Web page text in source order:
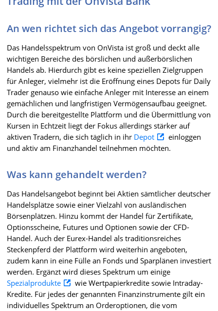
An wen richtet sich das Angebot vorrangig?
Das Handelsspektrum von OnVista ist groß und deckt alle
wichtigen Bereiche des börslichen und außerbörslichen
Handels ab. Hierdurch gibt es keine speziellen Zielgruppen
für Anleger, vielmehr ist die Eröffnung eines Depots für Daily
Trader genauso wie einfache Anleger mit Interesse an einem
gemächlichen und langfristigen Vermögensaufbau geeignet.
Durch die bereitgestellte Plattform und die Übermittlung von
Kursen in Echtzeit liegt der Fokus allerdings stärker auf
aktiven Tradern, die sich täglich in ihr Depot
einloggen
und aktiv am Finanzhandel teilnehmen möchten.
Was kann gehandelt werden?
Das Handelsangebot beginnt bei Aktien sämtlicher deutscher
Handelsplätze sowie einer Vielzahl von ausländischen
Börsenplätzen. Hinzu kommt der Handel für Zertifikate,
Optionsscheine, Futures und Optionen sowie der CFD-
Handel. Auch der Eurex-Handel als traditionsreiches
Steckenpferd der Plattform wird weiterhin angeboten,
zudem kann in eine Fülle an Fonds und Sparplänen investiert
werden. Ergänzt wird dieses Spektrum um einige
Spezialprodukte
wie Wertpapierkredite sowie Intraday-
Kredite. Für jedes der genannten Finanzinstrumente gilt ein
individuelles Spektrum an Orderoptionen, die vom